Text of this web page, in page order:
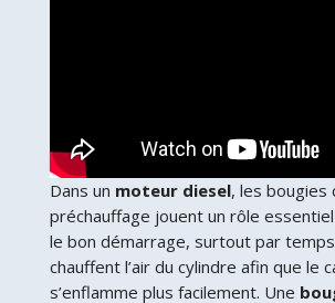
Dans un moteur diesel, les bougies
préchauffage jouent un rôle
le bon démarrage, surtout par
chauffent l’air du cylindre afin que le
s’enflamme plus facilement. Une